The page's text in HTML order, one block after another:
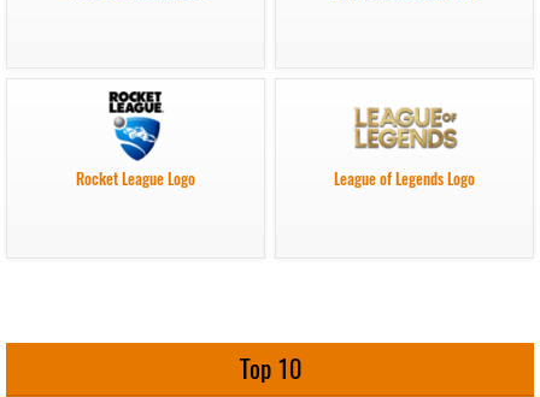
Rocket League Logo League of Legends Logo
Top 10